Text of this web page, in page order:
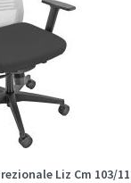
Liz Cm 103/